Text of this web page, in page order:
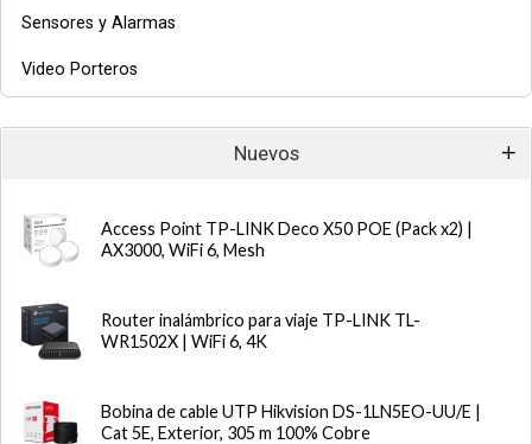
Sensores y Alarmas
Video Porteros
Nuevos
Access Point TP-LINK Deco X50 POE (Pack x2) |
AX3000, WiFi 6, Mesh
Router inalámbrico para viaje TP-LINK TL-
WR1502X | WiFi 6, 4K
Bobina de cable UTP Hikvision DS-1LN5EO-UU/E |
Cat 5E, Exterior, 305 m 100% Cobre